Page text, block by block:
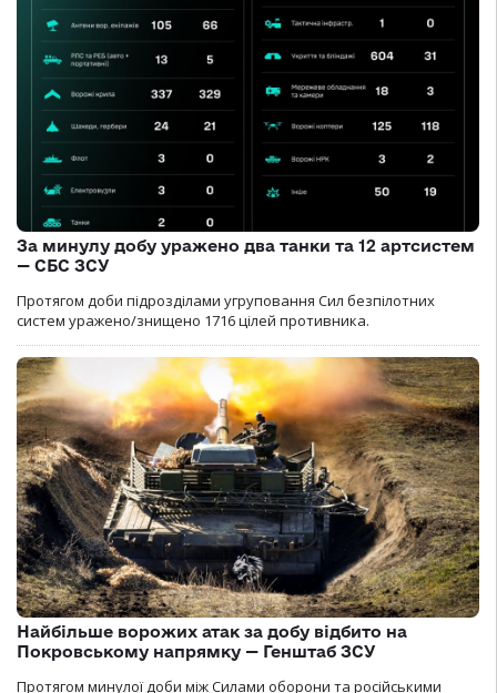
За минулу добу уражено два танки та 12 артсистем
— СБС ЗСУ
Протягом доби підрозділами угруповання Сил безпілотних
систем уражено/знищено 1716 цілей противника.
Найбільше ворожих атак за добу відбито на
Покровському напрямку — Генштаб ЗСУ
Протягом минулої доби між Силами оборони та російськими